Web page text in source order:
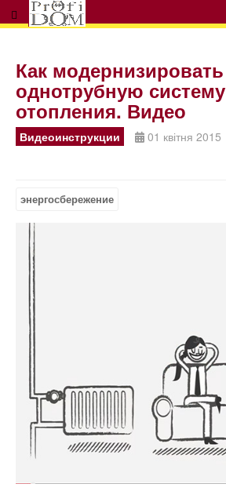
Как модернизировать
однотрубную систему
отопления. Видео
Видеоинструкции 01 квітня 2015
энергосбережение